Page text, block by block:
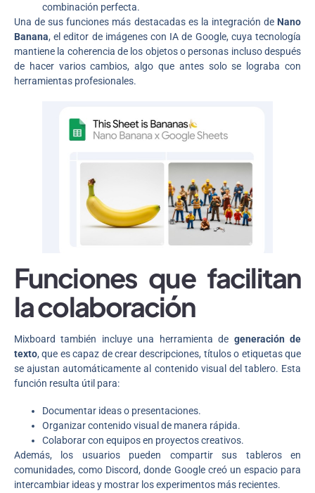
combinación perfecta.
Una de sus funciones más destacadas es la integración de Nano
Banana, el editor de imágenes con IA de Google, cuya tecnología
mantiene la coherencia de los objetos o personas incluso después
de hacer varios cambios, algo que antes solo se lograba con
herramientas profesionales.
Funciones que facilitan
la colaboración
Mixboard también incluye una herramienta de generación de
texto, que es capaz de crear descripciones, títulos o etiquetas que
se ajustan automáticamente al contenido visual del tablero. Esta
función resulta útil para:
Documentar ideas o presentaciones.
Organizar contenido visual de manera rápida.
Colaborar con equipos en proyectos creativos.
Además, los usuarios pueden compartir sus tableros en
comunidades, como Discord, donde Google creó un espacio para
intercambiar ideas y mostrar los experimentos más recientes.